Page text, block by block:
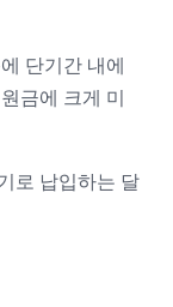
단기간 내에
금에 크게 미
로 납입하는 달